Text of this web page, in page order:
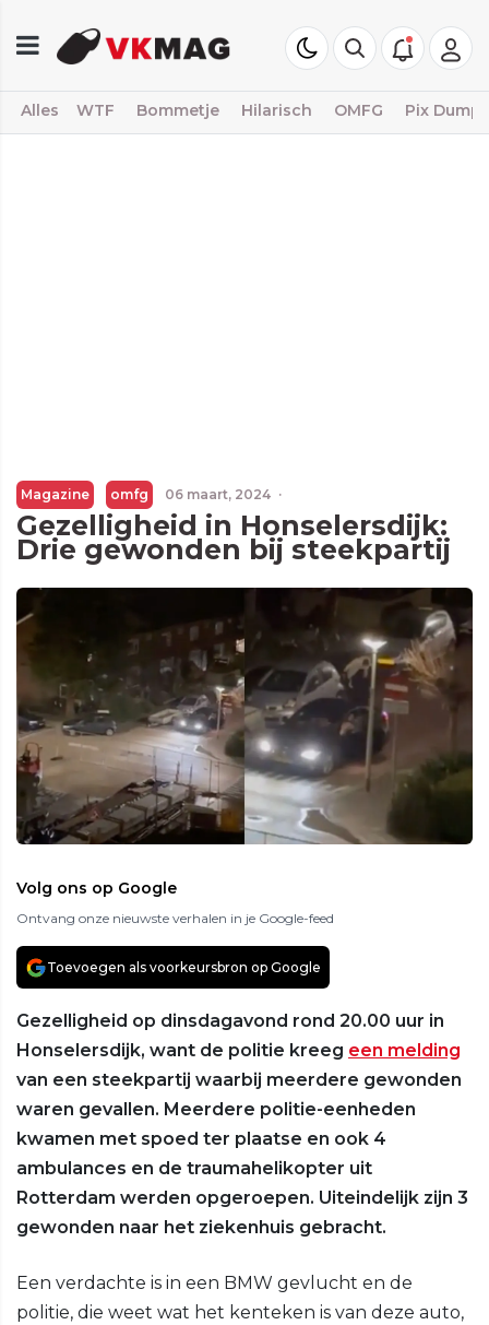
Alles WTF Bommetje Hilarisch OMFG Pix Dump
Magazine omfg 06 maart, 2024 ·
Gezelligheid in Honselersdijk:
Drie gewonden bij steekpartij
Volg ons op Google
Ontvang onze nieuwste verhalen in je Google-feed
Toevoegen als voorkeursbron op Google
Gezelligheid op dinsdagavond rond 20.00 uur in
Honselersdijk, want de politie kreeg een melding
van een steekpartij waarbij meerdere gewonden
waren gevallen. Meerdere politie-eenheden
kwamen met spoed ter plaatse en ook 4
ambulances en de traumahelikopter uit
Rotterdam werden opgeroepen. Uiteindelijk zijn 3
gewonden naar het ziekenhuis gebracht.
Een verdachte is in een BMW gevlucht en de
politie, die weet wat het kenteken is van deze auto,